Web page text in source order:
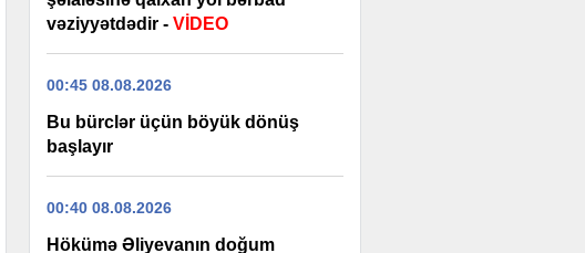
vəziyyətdədir - VİDEO
00:45 08.08.2026
Bu bürclər üçün böyük dönüş
başlayır
00:40 08.08.2026
Hökümə Əliyevanın doğum